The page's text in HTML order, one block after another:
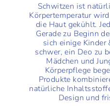
Schwitzen ist
Körpertemperatur
die Haut gekühlt.
Gerade zu Beginn
sich einige Kinder
schwer, ein Deo zu
Mädchen und
Körperpflege
Produkte
natürliche
Design und